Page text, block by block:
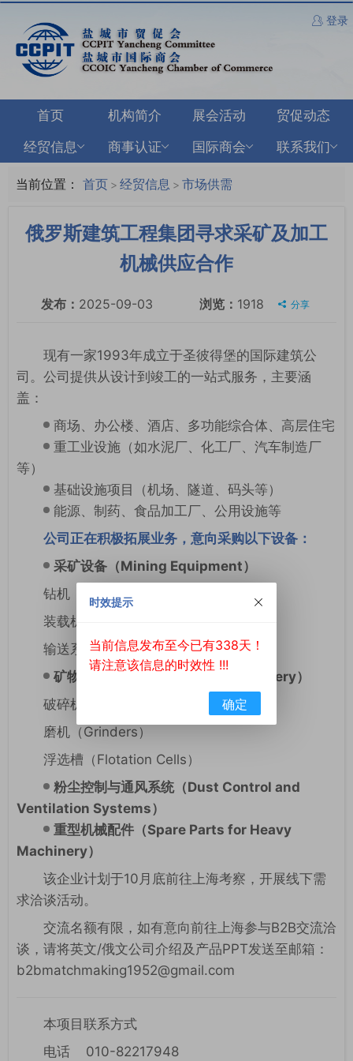
登录
首页 机构简介 展会活动
贸促动态
经贸信息
商事认证 国际商会 联系我们
当前位置： 首页 > 经贸信息 > 市场供需
俄罗斯建筑工程集团寻求采矿及加工
机械供应合作
发布： 2025-09-03 浏览： 1918 分享
现有一家1993年成立于圣彼得堡的国际建筑公
司。公司提供从设计到竣工的一站式服务，主要涵
盖：
商场、办公楼、酒店、多功能综合体、高层住宅
重工业设施（如水泥厂、化工厂、汽车制造厂
等）
基础设施项目（机场、隧道、码头等）
能源、制药、食品加工厂、公用设施等
公司正在积极拓展业务，意向采购以下设备：
采矿设备（Mining Equipment）
钻机（Drill Rigs）
装载机（Loaders）
输送系统（Conveyor Systems）
矿物加工机械（Processing Machinery）
破碎机（Crushers）
磨机（Grinders）
浮选槽（Flotation Cells）
粉尘控制与通风系统（Dust Control and
Ventilation Systems）
重型机械配件（Spare Parts for Heavy
Machinery）
该企业计划于10月底前往上海考察，开展线下需
求洽谈活动。
交流名额有限，如有意向前往上海参与B2B交流洽
谈，请将英文/俄文公司介绍及产品PPT发送至邮箱：
b2bmatchmaking1952@gmail.com
本项目联系方式
电话 010-82217948
时效提示
当前信息发布至今已有338天！
请注意该信息的时效性 !!!
确定